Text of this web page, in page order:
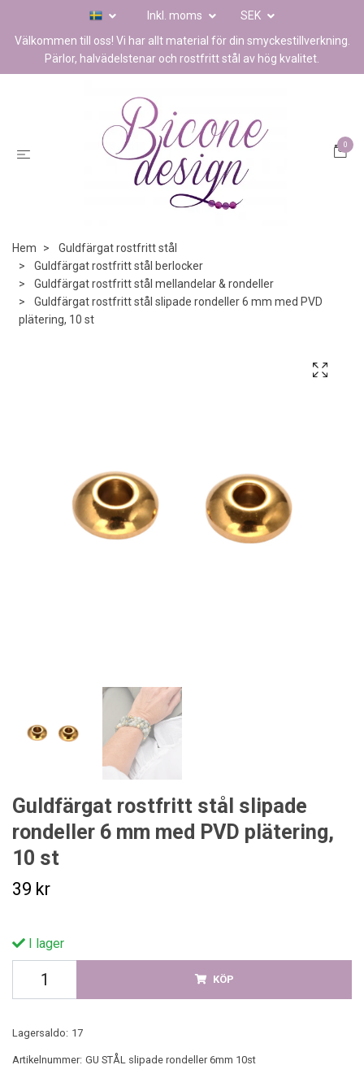
Inkl. moms
SEK
Välkommen till oss! Vi har allt material för din smyckestillverkning.
Pärlor, halvädelstenar och rostfritt stål av hög kvalitet.
0
Hem
Guldfärgat rostfritt stål
Guldfärgat rostfritt stål berlocker
Guldfärgat rostfritt stål mellandelar & rondeller
Guldfärgat rostfritt stål slipade rondeller 6 mm med PVD
plätering, 10 st
Guldfärgat rostfritt stål slipade
rondeller 6 mm med PVD plätering,
10 st
39 kr
I lager
KÖP
Lagersaldo: 17
Artikelnummer: GU STÅL slipade rondeller 6mm 10st